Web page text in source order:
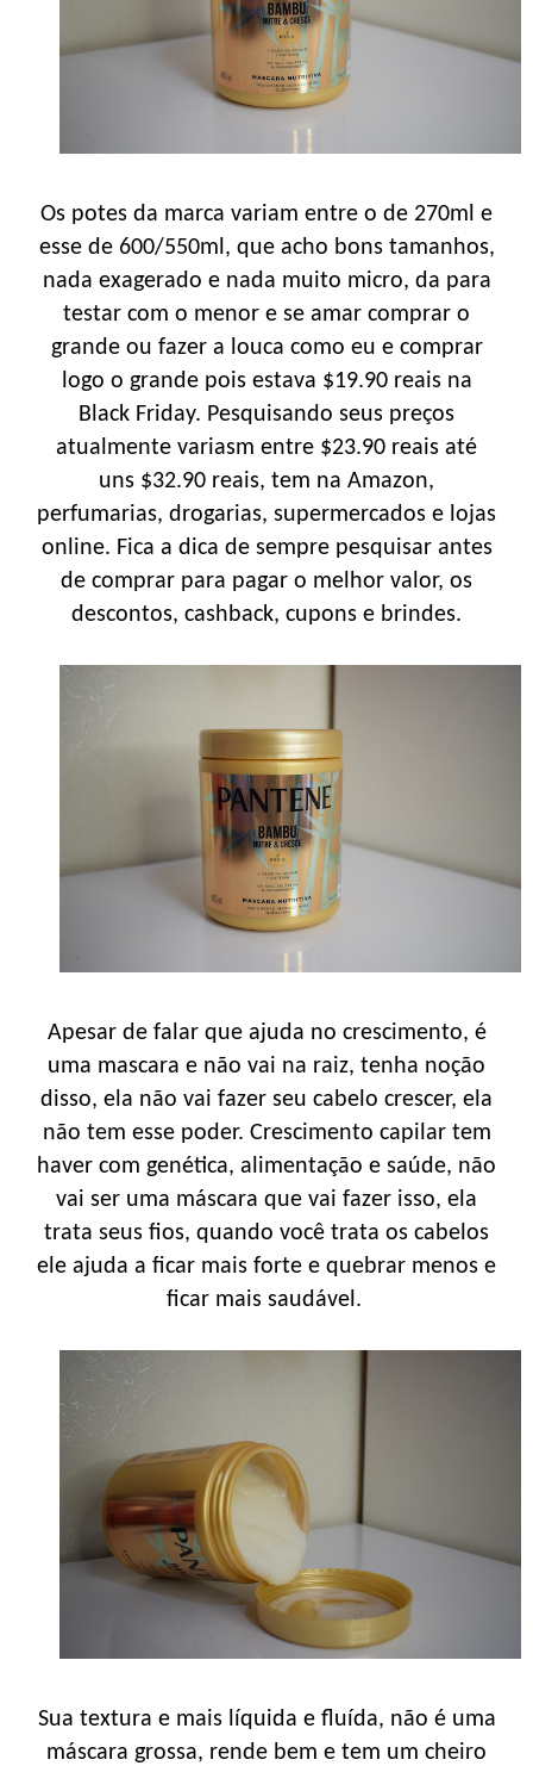
Os potes da marca variam entre o de 270ml e
esse de 600/550ml, que acho bons tamanhos,
nada exagerado e nada muito micro, da para
testar com o menor e se amar comprar o
grande ou fazer a louca como eu e comprar
logo o grande pois estava $19.90 reais na
Black Friday. Pesquisando seus preços
atualmente variasm entre $23.90 reais até
uns $32.90 reais, tem na Amazon,
perfumarias, drogarias, supermercados e lojas
online. Fica a dica de sempre pesquisar antes
de comprar para pagar o melhor valor, os
descontos, cashback, cupons e brindes.
Apesar de falar que ajuda no crescimento, é
uma mascara e não vai na raiz, tenha noção
disso, ela não vai fazer seu cabelo crescer, ela
não tem esse poder. Crescimento capilar tem
haver com genética, alimentação e saúde, não
vai ser uma máscara que vai fazer isso, ela
trata seus fios, quando você trata os cabelos
ele ajuda a ficar mais forte e quebrar menos e
ficar mais saudável.
Sua textura e mais líquida e fluída, não é uma
máscara grossa, rende bem e tem um cheiro